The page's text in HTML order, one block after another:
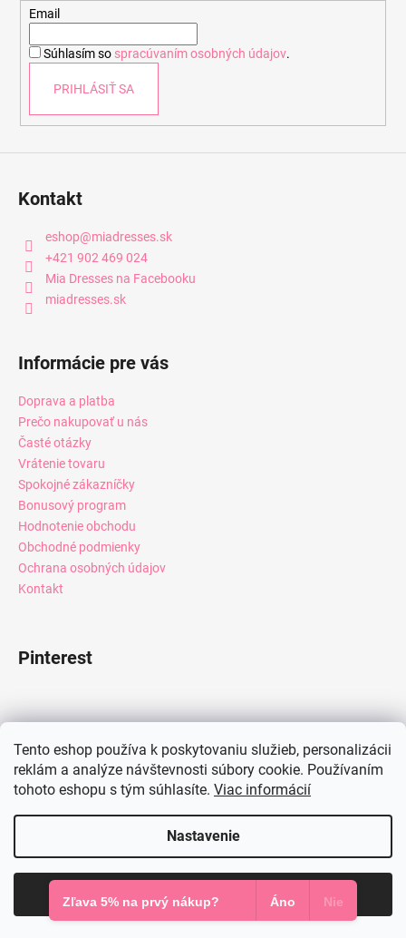
Tento eshop používa k poskytovaniu služieb, personalizácii
reklám a analýze návštevnosti súbory cookie. Používaním
tohoto eshopu s tým súhlasíte. Viac informácií
Nastavenie
Súhlasím
Email
Súhlasím so spracúvaním osobných údajov.
PRIHLÁSIŤ SA
Kontakt
eshop@miadresses.sk
+421 902 469 024
Mia Dresses na Facebooku
miadresses.sk
Informácie pre vás
Doprava a platba
Prečo nakupovať u nás
Časté otázky
Vrátenie tovaru
Spokojné zákazníčky
Bonusový program
Hodnotenie obchodu
Obchodné podmienky
Ochrana osobných údajov
Kontakt
Pinterest
Instagram
Copyright 2026
Mia Dresses . Všetky práva vyhradené.
Zľava 5% na prvý nákup? Áno Nie